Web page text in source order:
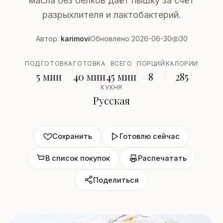
разрыхлителя и лактобактерий.
Автор: karimoviОбновлено 2026-06-30 30
ПОДГОТОВКА
5 мин
ГОТОВКА
40 мин
ВСЕГО
45 мин
ПОРЦИЙ
8
КАЛОРИИ
285
КУХНЯ
Русская
Сохранить Готовлю сейчас
В список покупок Распечатать
Поделиться